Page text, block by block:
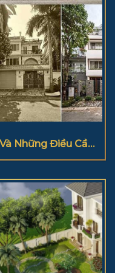
Những Điều Cần